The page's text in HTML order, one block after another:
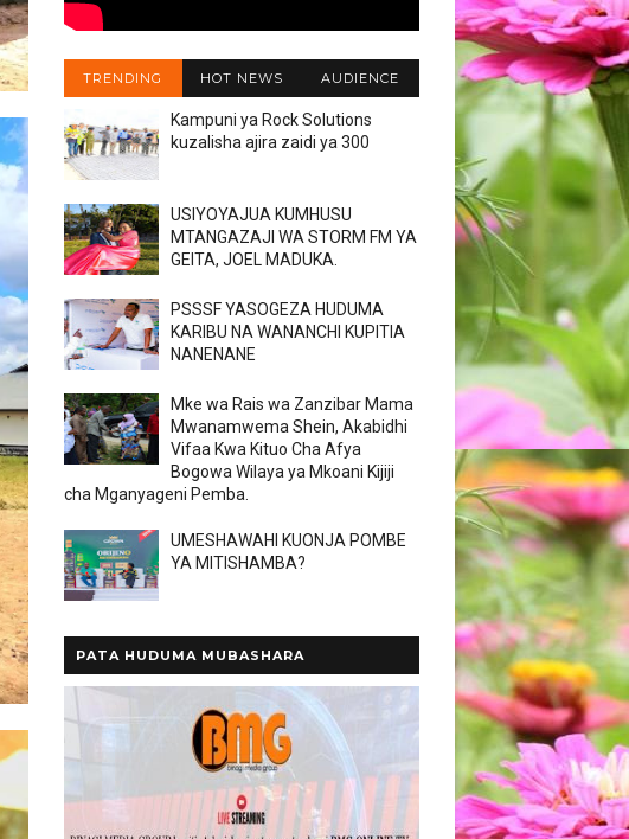
TRENDING HOT NEWS AUDIENCE
Kampuni ya Rock Solutions
kuzalisha ajira zaidi ya 300
USIYOYAJUA KUMHUSU
MTANGAZAJI WA STORM FM YA
GEITA, JOEL MADUKA.
PSSSF YASOGEZA HUDUMA
KARIBU NA WANANCHI KUPITIA
NANENANE
Mke wa Rais wa Zanzibar Mama
Mwanamwema Shein, Akabidhi
Vifaa Kwa Kituo Cha Afya
Bogowa Wilaya ya Mkoani Kijiji
cha Mganyageni Pemba.
UMESHAWAHI KUONJA POMBE
YA MITISHAMBA?
PATA HUDUMA MUBASHARA